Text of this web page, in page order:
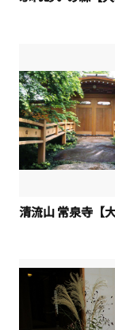
清流山 常泉寺【大